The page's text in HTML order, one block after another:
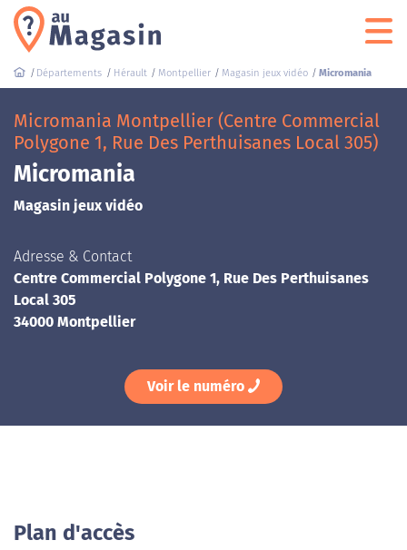
Départements Hérault Montpellier Magasin jeux vidéo Micromania
Micromania Montpellier (Centre Commercial
Polygone 1, Rue Des Perthuisanes Local 305)
Micromania
Magasin jeux vidéo
Adresse & Contact
Centre Commercial Polygone 1, Rue Des Perthuisanes
Local 305
34000 Montpellier
Voir le numéro
Plan d'accès